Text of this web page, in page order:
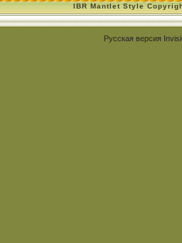
IBR Mantlet Style
Русская версия